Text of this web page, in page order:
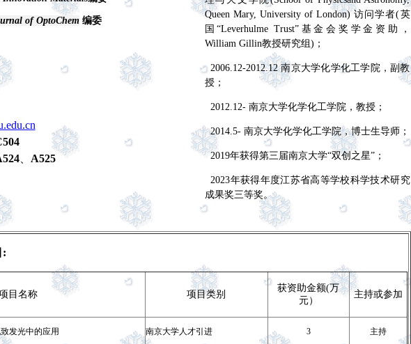
of OptoChem编委
Queen Mary, University of London) 访问学者(英
国“Leverhulme Trust”基金会奖学金 资助，
William Gillin教授研究组)；
2006.12-2012.12 南京大学化学化工学院，副教
授；
2012.12- 南京大学化学化工学院，教授；
2014.5- 南京大学化学化工学院，博士生导师；
2019年获得第三届南京大学“双创之星”；
2023年获得年度江苏省高等学校科学技术研究
成果奖三等奖。
、 A525
:
目名称 项目类别
获资助金额(万
元）
主持或参加
发光中的应用 南京大学人才引进 3 主持